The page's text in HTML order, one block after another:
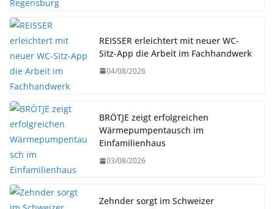
REISSER erleichtert mit neuer WC-
Sitz-App die Arbeit im Fachhandwerk
04/08/2026
BRÖTJE zeigt erfolgreichen
Wärmepumpentausch im
Einfamilienhaus
03/08/2026
Zehnder sorgt im Schweizer